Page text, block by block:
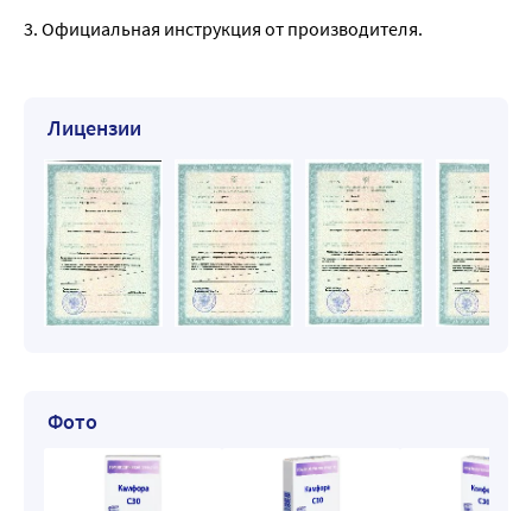
3. Официальная инструкция от производителя.
Лицензии
Фото